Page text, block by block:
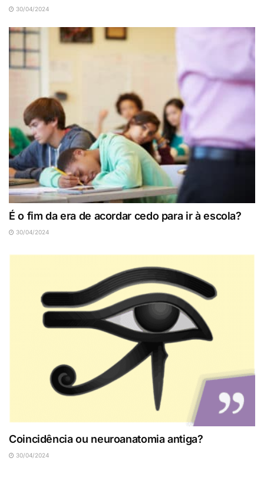
30/04/2024
É o fim da era de acordar cedo para ir à escola?
30/04/2024
Coincidência ou neuroanatomia antiga?
30/04/2024